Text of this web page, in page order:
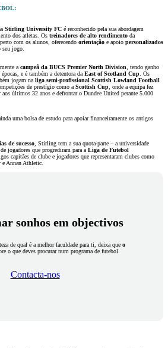
Stirling University FC é reconhecido pela sua abordagem
dos atletas. Os treinadores de alto rendimento da
com os alunos, oferecendo orientação e apoio personalizados
seu jogo.
a campeã da BUCS Premier North Division , tendo ganho
e é também a detentora da East of Scotland Cup . Os
jogam na liga semi-profissional Scottish Lowland Football
de prestígio como a Scottish Cup , onde a equipa fez
aos últimos 32 anos e defrontar o Dundee United perante 5.000
uma bolsa de estudo para apoiar financeiramente os antigos
de sucesso , Stirling tem a sua quota-parte – a universidade
jogadores que progrediram para a Liga de Futebol
capitães de clube e jogadores que representaram clubes como
Annan Athletic.
sonhos em objectivos
de qual é a melhor faculdade para ti, deixa que o
o que deves procurar num programa de futebol.
Contacta-nos